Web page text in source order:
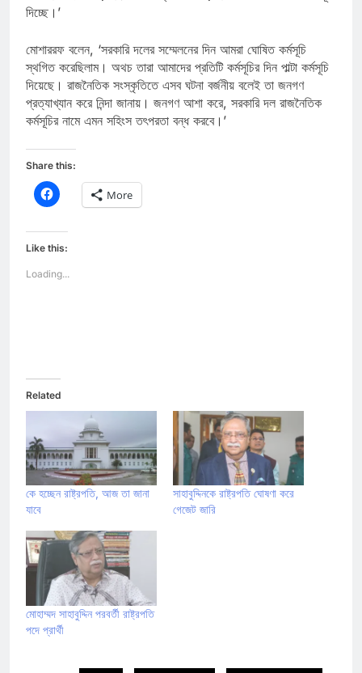
দিচ্ছে।’
মোশাররফ বলেন, ‘সরকারি দলের সম্মেলনের দিন আমরা ঘোষিত কর্মসূচি
স্থগিত করেছিলাম। অথচ তারা আমাদের প্রতিটি কর্মসূচির দিন পাল্টা কর্মসূচি
দিয়েছে। রাজনৈতিক সংস্কৃতিতে এসব ঘটনা বর্জনীয় বলেই তা জনগণ
প্রত্যাখ্যান করে নিন্দা জানায়। জনগণ আশা করে, সরকারি দল রাজনৈতিক
কর্মসূচির নামে এমন সহিংস তৎপরতা বন্ধ করবে।’
Share this:
Click
to
Facebook
(Opens
in
window)
More
Like this:
Loading...
Related
কে হচ্ছেন রাষ্ট্রপতি, আজ তা জানা
যাবে
সাহাবুদ্দিনকে রাষ্ট্রপতি ঘোষণা করে
গেজেট জারি
মোহাম্মদ সাহাবুদ্দিন পরবর্তী রাষ্ট্রপতি
পদে প্রার্থী